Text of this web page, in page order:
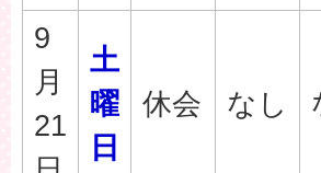
9
月
21
土
曜
日
休会 なし